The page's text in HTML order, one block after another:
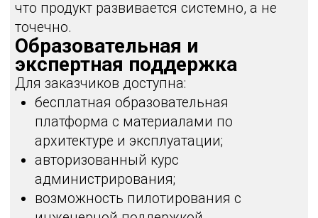
Целостное понимание изменений
PT NGFW за последние полгода
Главное в записи
вебинара: